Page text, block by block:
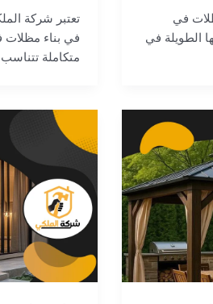
في
الطويلة في
تعتبر شركة
في بناء
متكاملة